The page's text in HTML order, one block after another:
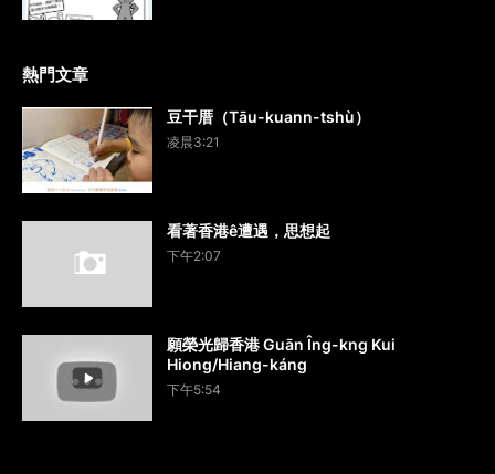
熱門文章
豆干厝（Tāu-kuann-tshù）
凌晨3:21
看著香港ê遭遇，思想起
下午2:07
願榮光歸香港 Guān Îng-kng Kui
Hiong/Hiang-káng
下午5:54